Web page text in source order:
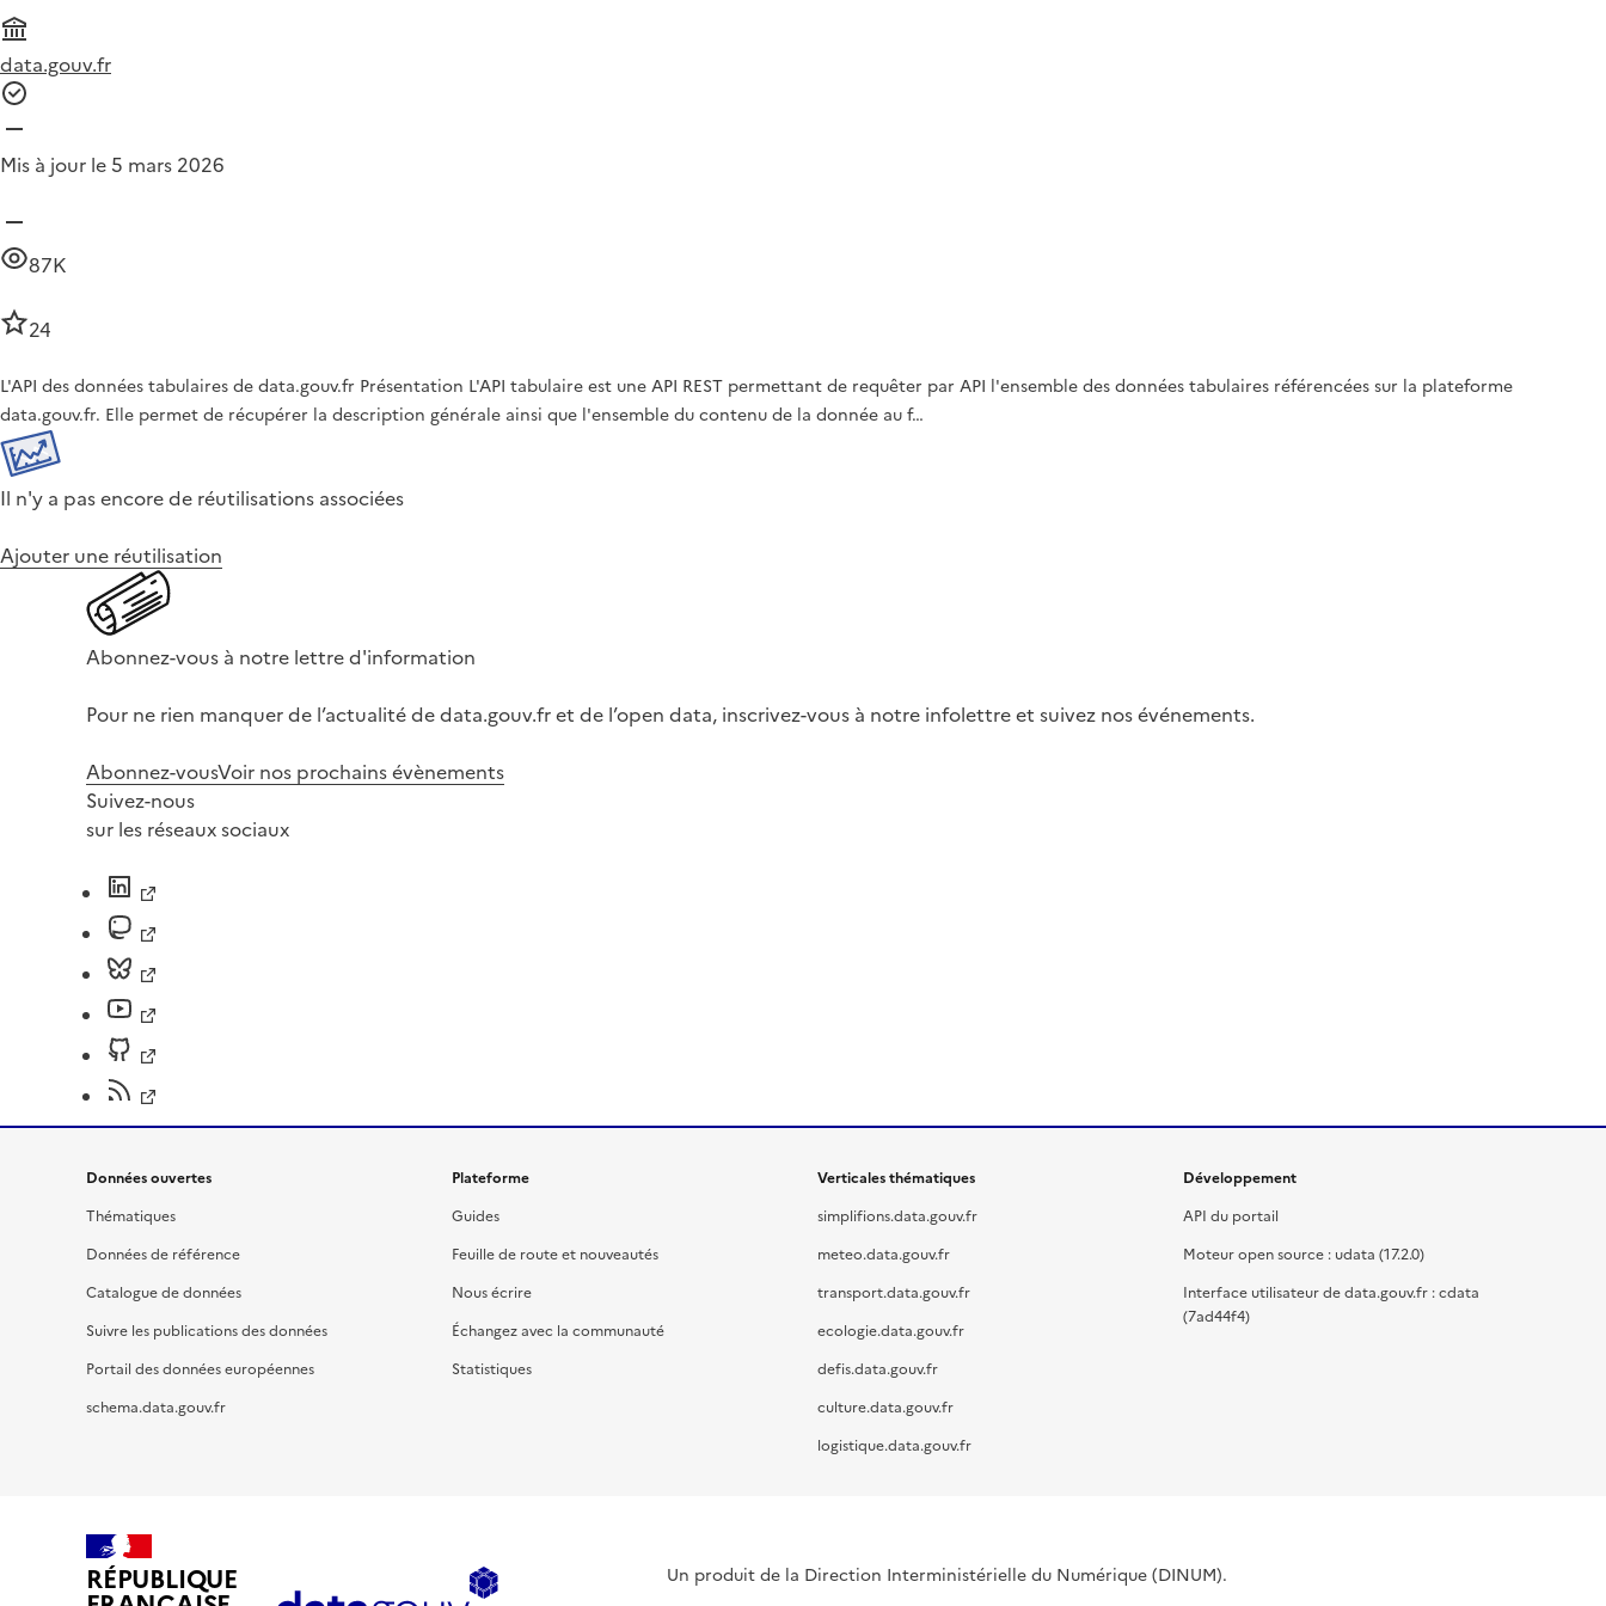
data.gouv.fr
Mis à jour le 5 mars 2026
87K
24
L'API des données tabulaires de data.gouv.fr Présentation L'API tabulaire est une API REST permettant de requêter par API l'ensemble des données tabulaires référencées sur la plateforme
data.gouv.fr. Elle permet de récupérer la description générale ainsi que l'ensemble du contenu de la donnée au f…
Il n'y a pas encore de réutilisations associées
Ajouter une réutilisation
Abonnez-vous à notre lettre d'information
Pour ne rien manquer de l’actualité de data.gouv.fr et de l’open data, inscrivez-vous à notre infolettre et suivez nos événements.
Abonnez-vousVoir nos prochains évènements
Suivez-nous
sur les réseaux sociaux
Données ouvertes
Thématiques
Données de référence
Catalogue de données
Suivre les publications des données
Portail des données européennes
schema.data.gouv.fr
Plateforme
Guides
Feuille de route et nouveautés
Nous écrire
Échangez avec la communauté
Statistiques
Verticales thématiques
simplifions.data.gouv.fr
meteo.data.gouv.fr
transport.data.gouv.fr
ecologie.data.gouv.fr
defis.data.gouv.fr
culture.data.gouv.fr
logistique.data.gouv.fr
Développement
API du portail
Moteur open source : udata (17.2.0)
Interface utilisateur de data.gouv.fr : cdata
(7ad44f4)
RÉPUBLIQUE Un produit de la Direction Interministérielle du Numérique (DINUM).